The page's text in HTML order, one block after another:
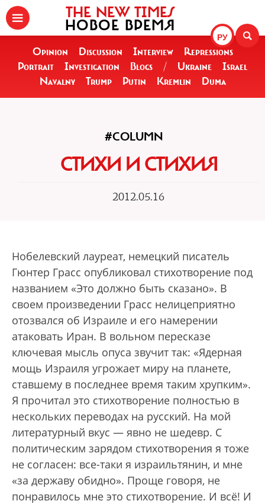
РУ
THE NEW TIMES
НОВОЕ ВРЕМЯ
Opinion Discussion Interview
Repressions
Portrait
Investigation Blogs / Ukraine
Israel
Navalny
Trump Putin Kremlin Duma
#COLUMN
СТИХИ И СТИХИЯ
2012.05.16
Нобелевский лауреат, немецкий писатель
Гюнтер Грасс опубликовал стихотворение под
названием «Это должно быть сказано». В
своем произведении Грасс нелицеприятно
отозвался об Израиле и его намерении
атаковать Иран. В вольном пересказе
ключевая мысль опуса звучит так: «Ядерная
мощь Израиля угрожает миру на планете,
ставшему в последнее время таким хрупким».
Я прочитал это стихотворение полностью в
нескольких переводах на русский. На мой
литературный вкус — явно не шедевр. С
политическим зарядом стихотворения я тоже
не согласен: все-таки я израильтянин, и мне
«за державу обидно». Проще говоря, не
понравилось мне это стихотворение. И всё! И